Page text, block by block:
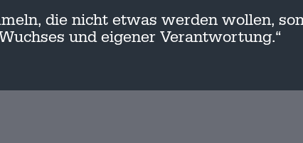
die nicht etwas werden wollen,
und eigener Verantwortung.“